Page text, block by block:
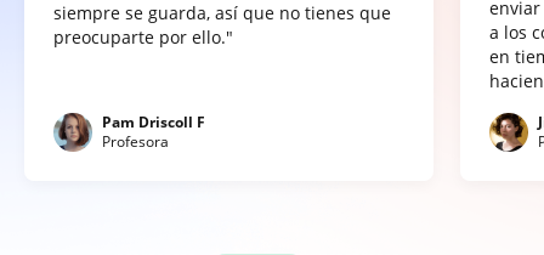
siempre se guarda, así que no tienes que
preocuparte por ello."
Pam Driscoll F
Profesora
a los
en